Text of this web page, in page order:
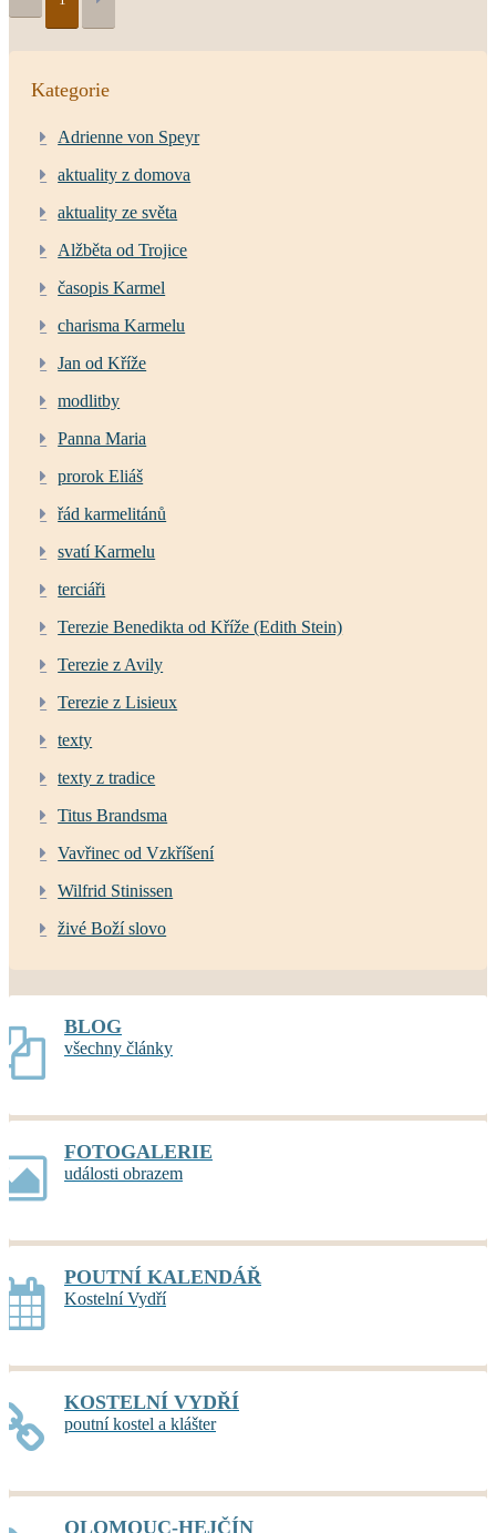
Kategorie
Adrienne von Speyr
aktuality z domova
aktuality ze světa
Alžběta od Trojice
časopis Karmel
charisma Karmelu
Jan od Kříže
modlitby
Panna Maria
prorok Eliáš
řád karmelitánů
svatí Karmelu
terciáři
Terezie Benedikta od Kříže (Edith Stein)
Terezie z Avily
Terezie z Lisieux
texty
texty z tradice
Titus Brandsma
Vavřinec od Vzkříšení
Wilfrid Stinissen
živé Boží slovo
BLOG
všechny články
FOTOGALERIE
události obrazem
POUTNÍ KALENDÁŘ
Kostelní Vydří
KOSTELNÍ VYDŘÍ
poutní kostel a klášter
OLOMOUC-HEJČÍN